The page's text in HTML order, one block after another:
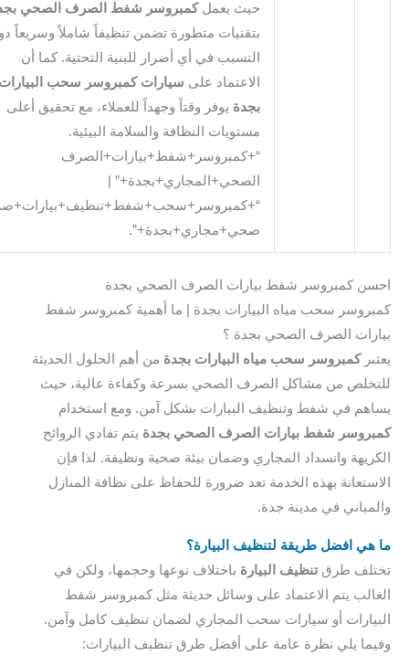
حيث يعمل كمبروسر شفط الصرف الصحي بجدة
بتقنيات متطورة تضمن تنظيفاً شاملاً وسريعاً دون
التسبب في أي أضرار للبنية التحتية. كما أن
الاعتماد علىسيارات كمبروسر سحب البيارات
يوفر وقتاً وجهداً للعملاء، مع تحقيق أعلى
مستويات النظافة والسلامة البيئية.
“+كمبروسر+شفط+بيارات+الصرف
الصحي+المجاري+بجدة+” |
“+كمبروسر+سحب+شفط+تنظيف+بيارات+صرف
صحي+مجاري+بجدة+”.
كمبروسر شفط بيارات الصرف الصحي بجدة
سحب مياه البيارات بجدة | ما أهمية كمبروسر شفط
الصرف الصحي بجدة ؟
كمبروسر سحب مياه البيارات بجدةمن أهم الحلول الحديثة
من مشاكل الصرف الصحي بسرعة وكفاءة عالية، حيث
في شفط وتنظيف البيارات بشكل آمن. ومع استخدام
شفط بيارات الصرف الصحي بجدةيتم تفادي الروائح
وانسداد المجاري وضمان بيئة صحية ونظيفة. لذا فإن
بهذه الخدمة تعد ضرورة للحفاظ على نظافة المنازل
في مدينة جدة.
افضل طريقة لتنظيف البيارة؟
طرق تنظيف البيارة
باختلاف نوعها وحجمها، ولكن في
يتم الاعتماد على وسائل حديثة مثل كمبروسر شفط
أو سيارات سحب المجاري لضمان تنظيف كامل وآمن.
يلي نظرة عامة على أفضل طرق تنظيف البيارات: